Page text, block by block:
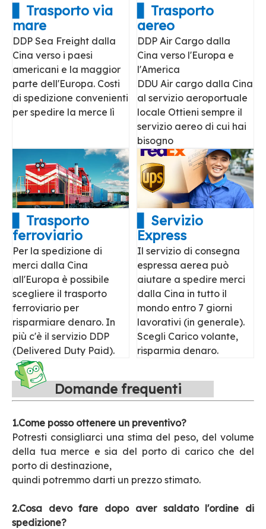
▋ Trasporto via
mare
DDP Sea Freight dalla
Cina verso i paesi
americani e la maggior
parte dell'Europa. Costi
di spedizione convenienti
per spedire la merce lì
▋ Trasporto
aereo
DDP Air Cargo dalla
Cina verso l'Europa e
l'America
DDU Air cargo dalla Cina
al servizio aeroportuale
locale Ottieni sempre il
servizio aereo di cui hai
bisogno
▋ Trasporto
ferroviario
Per la spedizione di
merci dalla Cina
all'Europa è possibile
scegliere il trasporto
ferroviario per
risparmiare denaro. In
più c'è il servizio DDP
(Delivered Duty Paid).
▋ Servizio
Express
Il servizio di consegna
espressa aerea può
aiutare a spedire merci
dalla Cina in tutto il
mondo entro 7 giorni
lavorativi (in generale).
Scegli Carico volante,
risparmia denaro.
Domande frequenti
1.Come posso ottenere un preventivo?
Potresti consigliarci una stima del peso, del volume
della tua merce e sia del porto di carico che del
porto di destinazione,
quindi potremmo darti un prezzo stimato.
2.Cosa devo fare dopo aver saldato l'ordine di
spedizione?